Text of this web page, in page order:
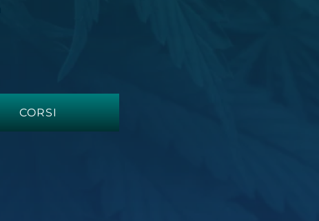
CORSI